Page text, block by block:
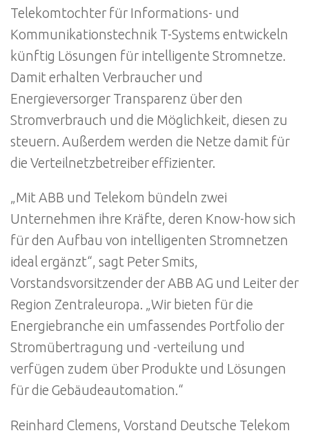
Telekomtochter für Informations- und
Kommunikationstechnik T-Systems entwickeln
künftig Lösungen für intelligente Stromnetze.
Damit erhalten Verbraucher und
Energieversorger Transparenz über den
Stromverbrauch und die Möglichkeit, diesen zu
steuern. Außerdem werden die Netze damit für
die Verteilnetzbetreiber effizienter.
„Mit ABB und Telekom bündeln zwei
Unternehmen ihre Kräfte, deren Know-how sich
für den Aufbau von intelligenten Stromnetzen
ideal ergänzt“, sagt Peter Smits,
Vorstandsvorsitzender der ABB AG und Leiter der
Region Zentraleuropa. „Wir bieten für die
Energiebranche ein umfassendes Portfolio der
Stromübertragung und -verteilung und
verfügen zudem über Produkte und Lösungen
für die Gebäudeautomation.“
Reinhard Clemens, Vorstand Deutsche Telekom